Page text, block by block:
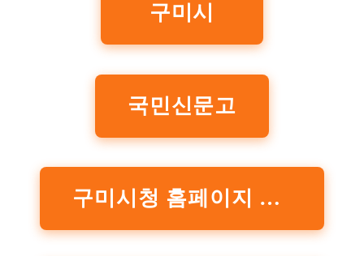
구미시
국민신문고
구미시청 홈페이지 민원 신청 바로가기